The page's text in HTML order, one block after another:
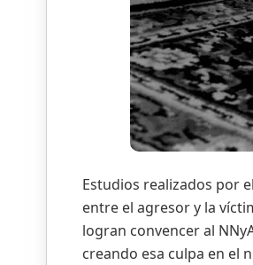
Estudios realizados por
entre el agresor y la
logran convencer al
creando esa culpa en el